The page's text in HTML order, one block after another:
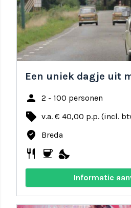
Een uniek dagje uit
person 2 - 100 personen
local_offer v.a. € 40,00 p.p. (incl.
where_to_vote Breda
restaurant coffee nights_stay
Informatie